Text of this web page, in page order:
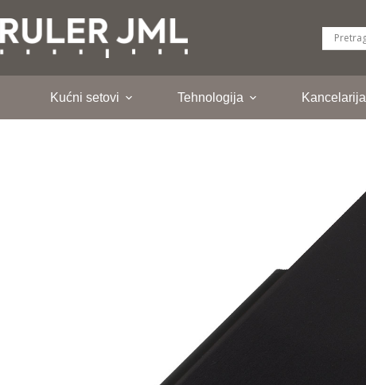
to
content
Kućni setovi Tehnologija Kancelarija